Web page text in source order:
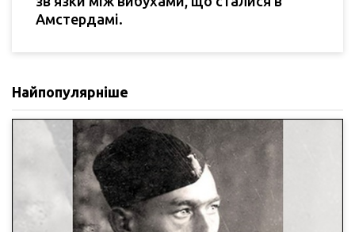
Амстердамі.
Найпопулярніше